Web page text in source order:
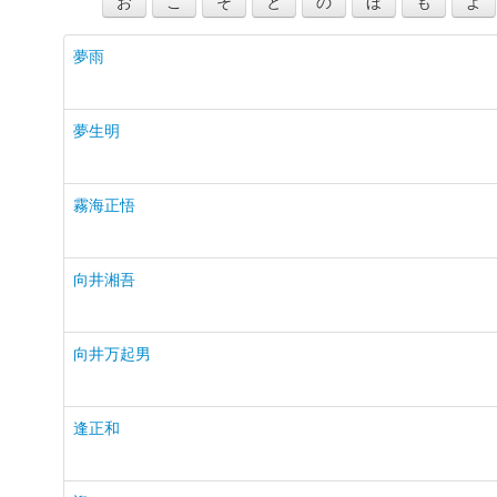
夢雨
夢生明
霧海正悟
向井湘吾
向井万起男
逢正和